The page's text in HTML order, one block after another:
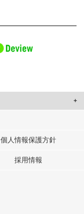
せたコンテンツや広告の
提供しています。
個人情報保護方針
採用情報